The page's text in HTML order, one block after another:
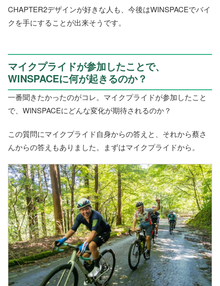
CHAPTER2デザインが好きな人も、今後はWINSPACEでバイ
クを手にすることが出来そうです。
マイクプライドが参加したことで、
WINSPACEに何が起きるのか？
一番聞きたかったのがコレ。マイクプライドが参加したこと
で、WINSPACEにどんな変化が期待されるのか？
この質問にマイクプライド自身からの答えと、それから蔡さ
んからの答えもありました。まずはマイクプライドから。